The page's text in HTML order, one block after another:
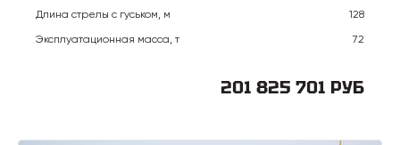
Длина стрелы с гуськом, м
128
Эксплуатационная масса, т
72
201 825 701 РУБ